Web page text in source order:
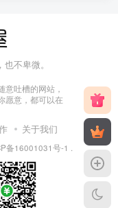
不卑微。
意吐槽的网站，
愿意，都可以在
关于我们
备16001031号-1